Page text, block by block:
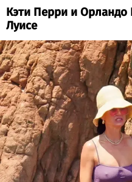
Кэти Перри и Орландо
Луисе